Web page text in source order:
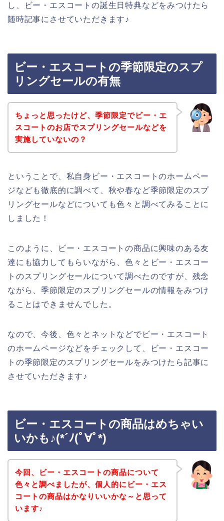
し、ビー・エスコートの誕生日特典などをみつけたら
随時記事にさせていただきます♪
ビー・エスコートの季節限定のスプ
リングセールの有無
ちょっと思ったけど、季節限定でビー・エ
スコートのお店でスプリングセールなどを
実施していないの？
ということで、私自身ビー・エスコートのホームペー
ジなども徹底的に調べて、秋や春など季節限定のスプ
リングセールなどについても色々と調べてみることに
しました！
このように、ビー・エスコートの商品に興味のある友
達にも協力してもらいながら、色々とビー・エスコー
トのスプリングセールについて調べたのですが、残念
ながら、季節限定のスプリングセールの情報をみつけ
ることはできませんでした。
なので、今後、色々とネットなどでビー・エスコート
のホームページなどをチェックして、ビー・エスコー
トの季節限定のスプリングセールをみつけたら記事に
させていただきます♪
ビー・エスコートの商品はめちゃい
いかも♪(*´ﾉ(ﾟ∀ﾟ*)
今回、ビー・エスコートの商品について
色々と調べましたが、個人的にビー・エス
コートの商品はかなりいいかな～と思って
います♪